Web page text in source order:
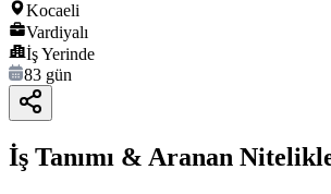
Kocaeli
Vardiyalı
İş Yerinde
83 gün
İş Tanımı & Aranan